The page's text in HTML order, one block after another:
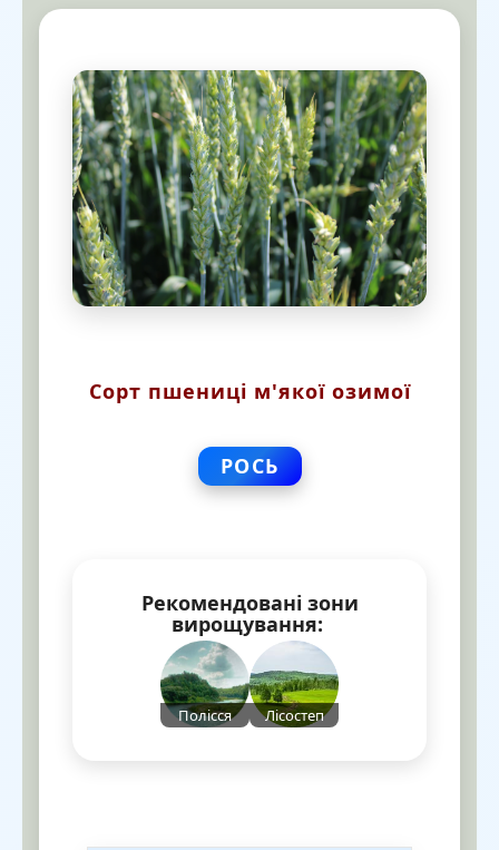
Сорт пшениці м'якої озимої
РОСЬ
Рекомендовані зони
вирощування:
Полісся Лісостеп